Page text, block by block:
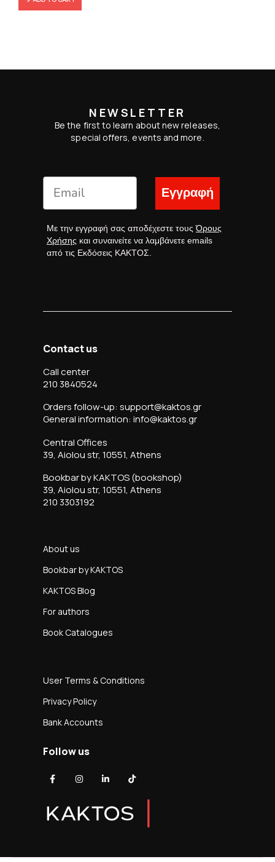
NEWSLETTER
Be the first to learn about new releases,
special offers, events and more.
Εγγραφή
Με την εγγραφή σας αποδέχεστε τουςΌρους
Χρήσης και συναινείτε να λαμβάνετε emails
από τις Εκδόσεις ΚΑΚΤΟΣ.
Contact us
Call center
210 3840524
Orders follow-up: support@kaktos.gr
General information: info@kaktos.gr
Central Offices
39, Aiolou str, 10551, Athens
Bookbar by KAKTOS (bookshop)
39, Aiolou str, 10551, Athens
210 3303192
About us
Bookbar by KAKTOS
KAKTOS Blog
For authors
Book Catalogues
User Terms & Conditions
Privacy Policy
Bank Accounts
Follow us